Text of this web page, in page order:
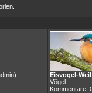
)
Eisvogel-
Vögel
Kommentare: